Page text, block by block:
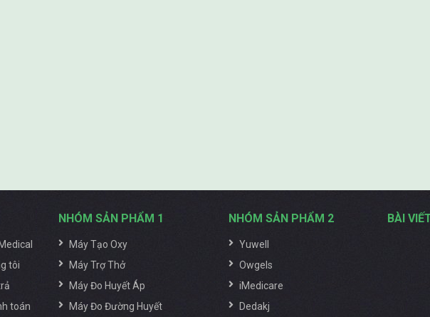
tôi
toán
NHÓM SẢN PHẨM 1
Máy Tạo Oxy
Máy Trợ Thở
Máy Đo Huyết Áp
Máy Đo Đường Huyết
NHÓM SẢN PHẨM 2
Yuwell
Owgels
iMedicare
Dedakj
BÀI